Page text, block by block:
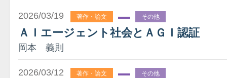
2026/03/19 著作・論文 その他
ＡＩエージェント社会とＡＧＩ認証
岡本 義則
2026/03/12 著作・論文 その他